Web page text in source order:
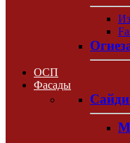
ОСП
Фасады